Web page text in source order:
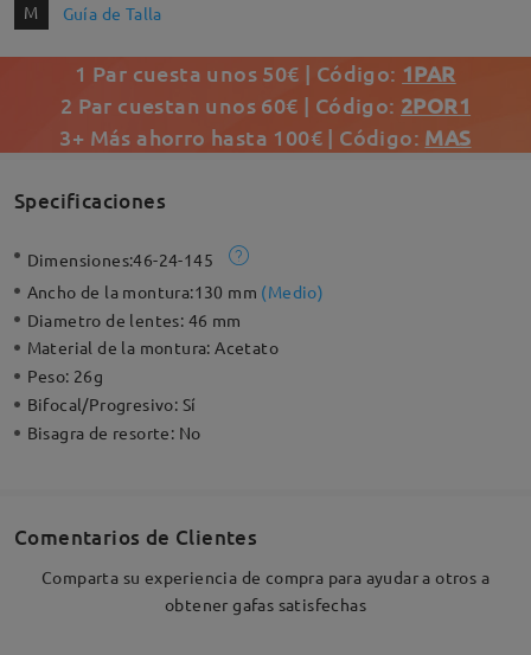
M Guía de Talla
1 Par cuesta unos 50€ | Código: 1PAR
2 Par cuestan unos 60€ | Código: 2POR1
3+ Más ahorro hasta 100€ | Código: MAS
Specificaciones
Dimensiones:46-24-145
Ancho de la montura:130 mm (Medio)
Diametro de lentes: 46 mm
Material de la montura:Acetato
Peso: 26g
Bifocal/Progresivo: Sí
Bisagra de resorte: No
Comentarios de Clientes
Comparta su experiencia de compra para ayudar a otros a
obtener gafas satisfechas